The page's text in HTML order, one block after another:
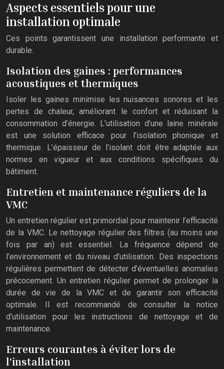
Aspects essentiels pour une
installation optimale
Ces points garantissent une installation performante et
durable.
Isolation des gaines : performances
acoustiques et thermiques
Isoler les gaines minimise les nuisances sonores et les
pertes de chaleur, améliorant le confort et réduisant la
consommation d’énergie. L’utilisation d’une laine minérale
est une solution efficace pour l’isolation phonique et
thermique. L’épaisseur de l’isolant doit être adaptée aux
normes en vigueur et aux conditions spécifiques du
bâtiment.
Entretien et maintenance réguliers de la
VMC
Un entretien régulier est primordial pour maintenir l’efficacité
de la VMC. Le nettoyage régulier des filtres (au moins une
fois par an) est essentiel. La fréquence dépend de
l’environnement et du niveau d’utilisation. Des inspections
régulières permettent de détecter d’éventuelles anomalies
précocement. Un entretien régulier permet de prolonger la
durée de vie de la VMC et de garantir son efficacité
optimale. Il est recommandé de consulter la notice
d’utilisation pour les instructions de nettoyage et de
maintenance.
Erreurs courantes à éviter lors de
l’installation